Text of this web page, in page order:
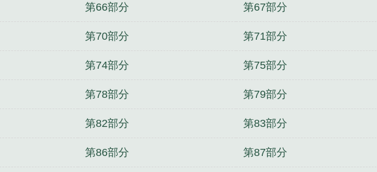
第66部分 第67部分
第70部分 第71部分
第74部分 第75部分
第78部分 第79部分
第82部分 第83部分
第86部分 第87部分